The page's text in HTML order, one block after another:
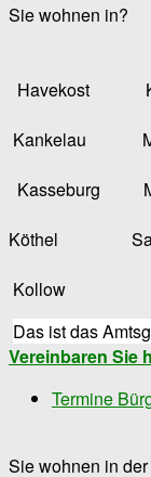
Sie wohnen in?
Havekost
Kankelau
Kasseburg
Köthel
Kollow
Das ist das
Vereinbaren Sie
Termine
Sie wohnen in der